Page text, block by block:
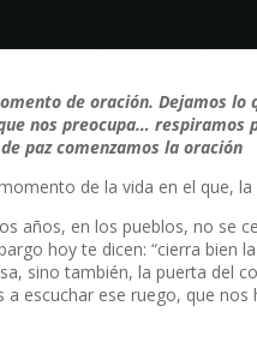
de oración. Dejamos
nos preocupa… respiramos
paz comenzamos la oración
de la vida en el que,
años, en los pueblos, no se
hoy te dicen: “cierra bien
sino también, la puerta del
a escuchar ese ruego, que nos